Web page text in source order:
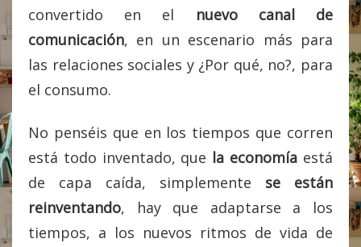
convertido en el nuevo canal de
comunicación, en un escenario más para
las relaciones sociales y ¿Por qué, no?, para
el consumo.
No penséis que en los tiempos que corren
está todo inventado, que la economía está
de capa caída, simplemente se están
reinventando, hay que adaptarse a los
tiempos, a los nuevos ritmos de vida de